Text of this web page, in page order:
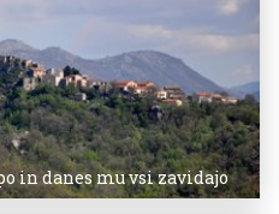
in danes mu vsi zavidajo